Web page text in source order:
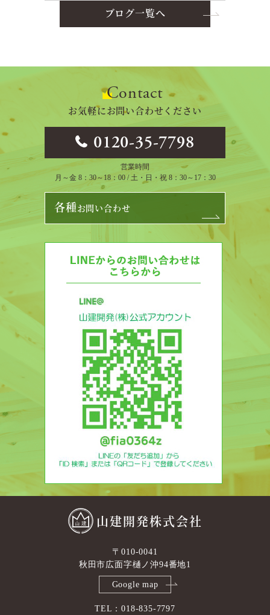
ブログ一覧へ
Contact
お気軽にお問い合わせください
0120-35-7798
営業時間
月～金 8：30～18：00 / 土・日・祝 8：30～17：30
各種お問い合わせ
山建開発株式会社
〒010-0041
秋田市広面字樋ノ沖94番地1
Google map
TEL：018-835-7797